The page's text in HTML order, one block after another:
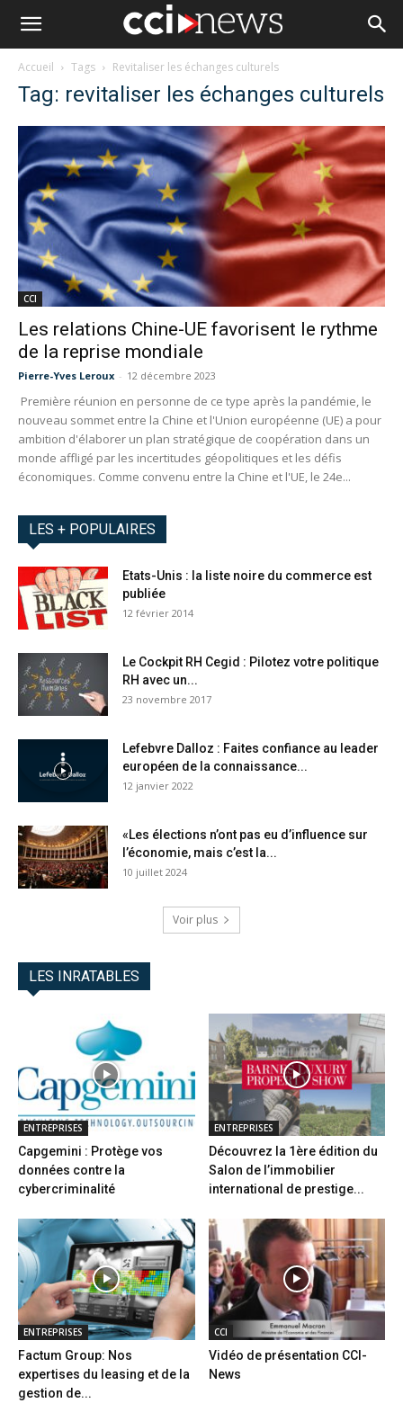
Accueil Tags Revitaliser les échanges culturels
Tag: revitaliser les échanges culturels
CCI
Les relations Chine-UE favorisent le rythme
de la reprise mondiale
Pierre-Yves Leroux - 12 décembre 2023
Première réunion en personne de ce type après la pandémie, le
nouveau sommet entre la Chine et l'Union européenne (UE) a pour
ambition d'élaborer un plan stratégique de coopération dans un
monde affligé par les incertitudes géopolitiques et les défis
économiques. Comme convenu entre la Chine et l'UE, le 24e...
LES + POPULAIRES
Etats-Unis : la liste noire du commerce est
publiée
12 février 2014
Le Cockpit RH Cegid : Pilotez votre politique
RH avec un...
23 novembre 2017
Lefebvre Dalloz : Faites confiance au leader
européen de la connaissance...
12 janvier 2022
«Les élections n’ont pas eu d’influence sur
l’économie, mais c’est la...
10 juillet 2024
Voir plus
LES INRATABLES
ENTREPRISES
Capgemini : Protège vos
données contre la
cybercriminalité
ENTREPRISES
Découvrez la 1ère édition du
Salon de l’immobilier
international de prestige...
ENTREPRISES
Factum Group: Nos
expertises du leasing et de la
gestion de...
CCI
Vidéo de présentation CCI-
News